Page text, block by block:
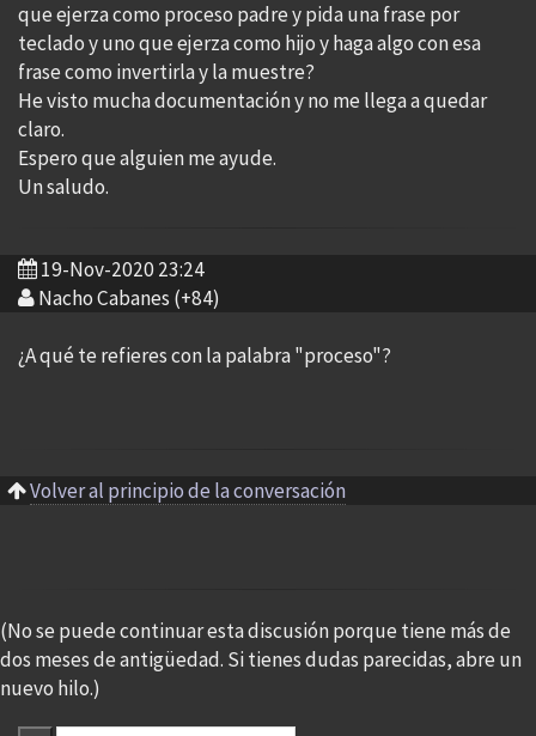
que ejerza como proceso padre y pida una frase por
teclado y uno que ejerza como hijo y haga algo con esa
frase como invertirla y la muestre?
He visto mucha documentación y no me llega a quedar
claro.
Espero que alguien me ayude.
Un saludo.
19-Nov-2020 23:24
Nacho Cabanes (+84)
¿A qué te refieres con la palabra "proceso"?
Volver al principio de la conversación
(No se puede continuar esta discusión porque tiene más de
dos meses de antigüedad. Si tienes dudas parecidas, abre un
nuevo hilo.)